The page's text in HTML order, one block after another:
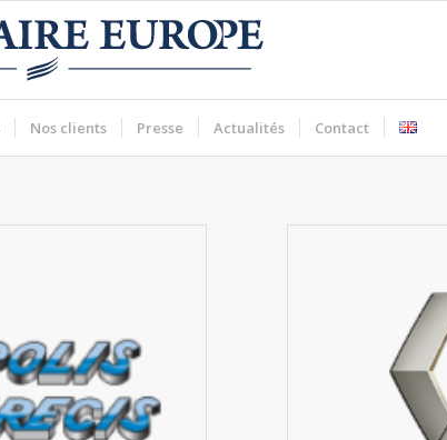
Nos clients Presse Actualités Contact